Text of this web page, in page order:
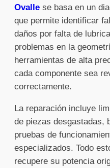
Ovalle se basa en un
que permite identificar
daños por falta de
problemas en la
herramientas de alta
cada componente sea
correctamente.
La reparación incluye
de piezas desgastadas,
pruebas de
especializados. Todo
recupere su potencia